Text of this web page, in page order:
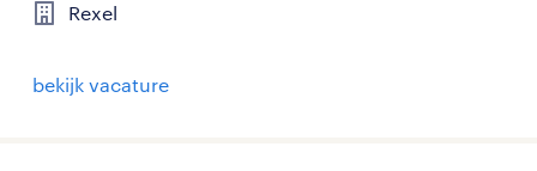
Rexel
bekijk vacature